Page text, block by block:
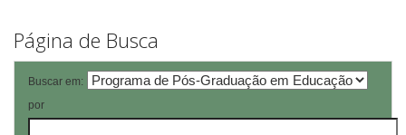
Página de Busca
Buscar em:
por